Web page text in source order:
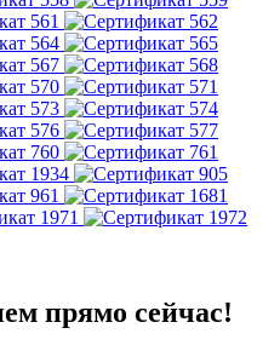
прямо сейчас!